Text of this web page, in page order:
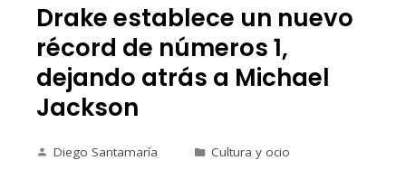
Drake establece un nuevo
récord de números 1,
dejando atrás a Michael
Jackson
Diego Santamaría Cultura y ocio